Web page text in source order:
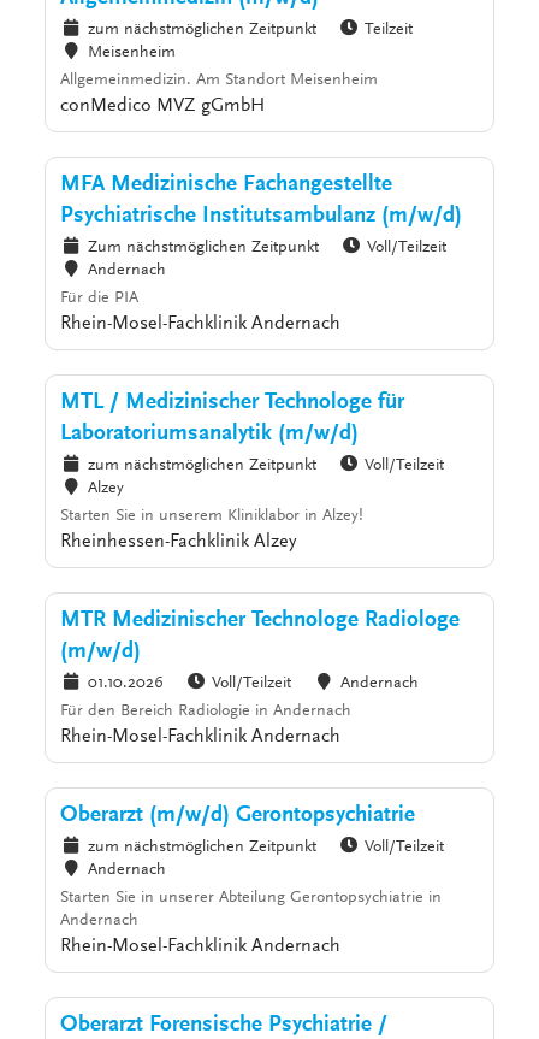
zum nächstmöglichen Zeitpunkt
Teilzeit
Meisenheim
Allgemeinmedizin. Am Standort Meisenheim
conMedico MVZ gGmbH
MFA Medizinische Fachangestellte
Psychiatrische Institutsambulanz (m/w/d)
Zum nächstmöglichen Zeitpunkt
Voll/Teilzeit
Andernach
Für die PIA
Rhein-Mosel-Fachklinik Andernach
MTL / Medizinischer Technologe für
Laboratoriumsanalytik (m/w/d)
zum nächstmöglichen Zeitpunkt
Voll/Teilzeit
Alzey
Starten Sie in unserem Kliniklabor in Alzey!
Rheinhessen-Fachklinik Alzey
MTR Medizinischer Technologe Radiologe
(m/w/d)
01.10.2026 Voll/Teilzeit
Andernach
Für den Bereich Radiologie in Andernach
Rhein-Mosel-Fachklinik Andernach
Oberarzt (m/w/d) Gerontopsychiatrie
zum nächstmöglichen Zeitpunkt
Voll/Teilzeit
Andernach
Starten Sie in unserer Abteilung Gerontopsychiatrie in
Andernach
Rhein-Mosel-Fachklinik Andernach
Oberarzt Forensische Psychiatrie /